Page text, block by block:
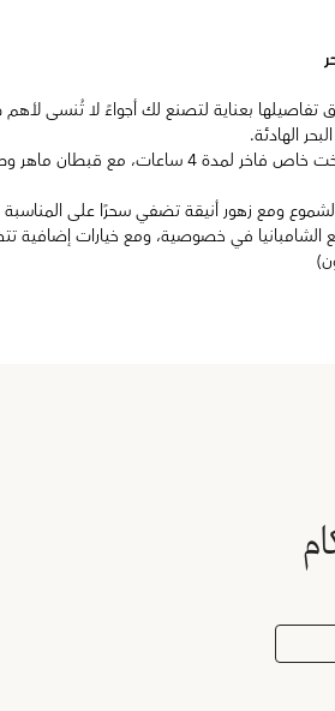
تفاصيلها بعناية لتصنع لك أجواءً لا تُنسى
الهادئة.
• استمتع برحلة على متن يخت خاص فاخر لمدة 4
ومع زهور أنيقة تضفي سحرًا على المناسبة
الشامبانيا في خصوصية، ومع خيارات